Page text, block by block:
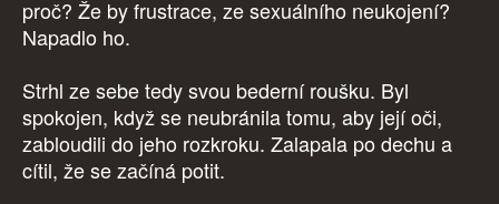
proč? Že by frustrace, ze sexuálního neukojení?
Napadlo ho.
Strhl ze sebe tedy svou bederní roušku. Byl
spokojen, když se neubránila tomu, aby její oči,
zabloudili do jeho rozkroku. Zalapala po dechu a
cítil, že se začíná potit.